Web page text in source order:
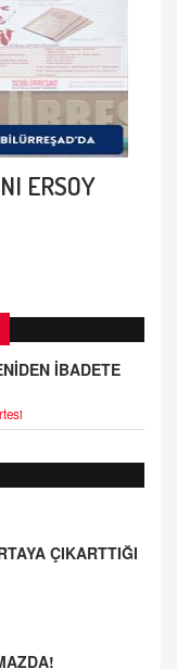
ERSOY
İBADETE